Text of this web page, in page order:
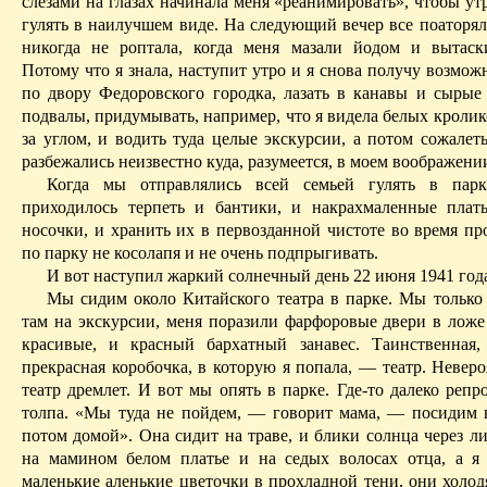
гулять в наилучшем виде. На следующий вечер все
никогда не роптала, когда меня мазали йодом и
Потому что я знала, наступит утро и я снова получу
по двору Федоровского городка, лазать в канавы и сырые
подвалы, придумывать, например, что я видела белых
за углом, и водить туда целые экскурсии, а потом
разбежались неизвестно куда, разумеется, в моем
Когда мы отправлялись всей семьей гулять в
приходилось терпеть и бантики, и накрахмаленные
носочки, и хранить их в первозданной чистоте во время
по парку не косолапя и не очень подпрыгивать.
И вот наступил жаркий солнечный день 22 июня 1941
Мы сидим около Китайского театра в парке. Мы
там на экскурсии, меня поразили фарфоровые двери в ложе
красивые, и красный бархатный занавес. Таинственная,
прекрасная коробочка, в которую я попала, — театр.
театр дремлет. И вот мы опять в парке. Где-то далеко
толпа. «Мы туда не пойдем, — говорит мама, — посидим
потом домой». Она сидит на траве, и блики солнца через
на мамином белом платье и на седых волосах отца, а я
маленькие аленькие цветочки в прохладной тени, они